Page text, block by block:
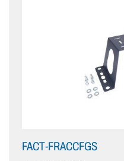
FACT-FRACCFGS